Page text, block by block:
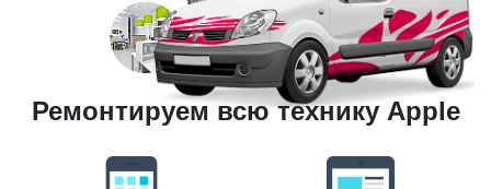
Ремонтируем всю технику Apple